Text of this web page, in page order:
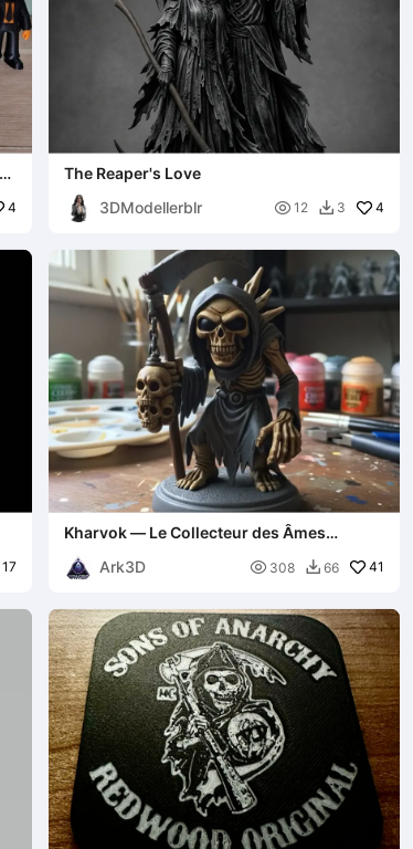
4
The Reaper's Love
3DModellerblr
 12  3 4
17
Kharvok — Le Collecteur des Âmes
Ark3D
 308  66 41